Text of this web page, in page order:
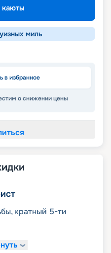
миль
в избранное
о снижении цены
кратный 5-ти